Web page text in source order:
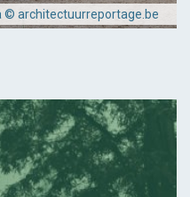
© architectuurreportage.be